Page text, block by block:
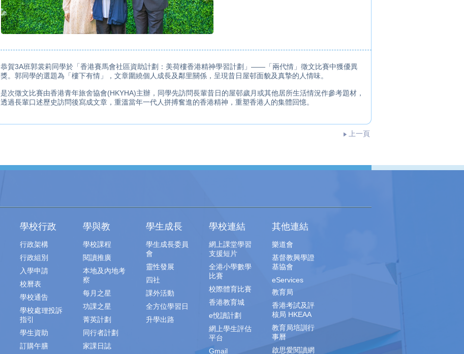
恭賀3A班郭裳莉同學於「香港賽馬會社區資助計劃：美荷樓香港精神學習計劃」——「兩代情」徵文比賽中獲優異
獎。郭同學的選題為「樓下有情」，文章圍繞個人成長及鄰里關係，呈現昔日屋邨面貌及真摯的人情味。
是次徵文比賽由香港青年旅舍協會(HKYHA)主辦，同學先訪問長輩昔日的屋邨歲月或其他居所生活情況作參考題材，
透過長輩口述歷史訪問後寫成文章，重溫當年一代人拼搏奮進的香港精神，重塑香港人的集體回憶。
上一頁
學校行政
行政架構
行政組別
入學申請
校曆表
學校通告
學校處理投訴
指引
學生資助
訂購午膳
學與教
學校課程
閱讀推廣
本地及內地考
察
每月之星
功課之星
菁英計劃
同行者計劃
家課日誌
學生成長
學生成長委員
會
靈性發展
四社
課外活動
全方位學習日
升學出路
學校連結
網上課堂學習
支援短片
全港小學數學
比賽
校際體育比賽
香港教育城
e悅讀計劃
網上學生評估
平台
Gmail
其他連結
樂道會
基督教興學證
基協會
eServices
教育局
香港考試及評
核局 HKEAA
教育局培訓行
事曆
啟思愛閱讀網